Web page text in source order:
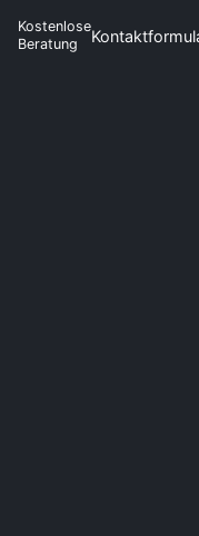
Kostenlose
Beratung